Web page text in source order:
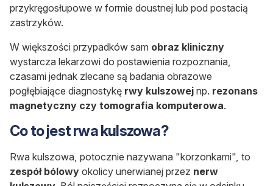
przykręgosłupowe w formie doustnej lub pod postacią
zastrzyków.
W większości przypadków sam obraz kliniczny
wystarcza lekarzowi do postawienia rozpoznania,
czasami jednak zlecane są badania obrazowe
pogłębiające diagnostykę rwy kulszowej np. rezonans
magnetyczny czy tomografia komputerowa.
Co to jest rwa kulszowa?
Rwa kulszowa, potocznie nazywana "korzonkami", to
zespół bólowy okolicy unerwianej przez nerw